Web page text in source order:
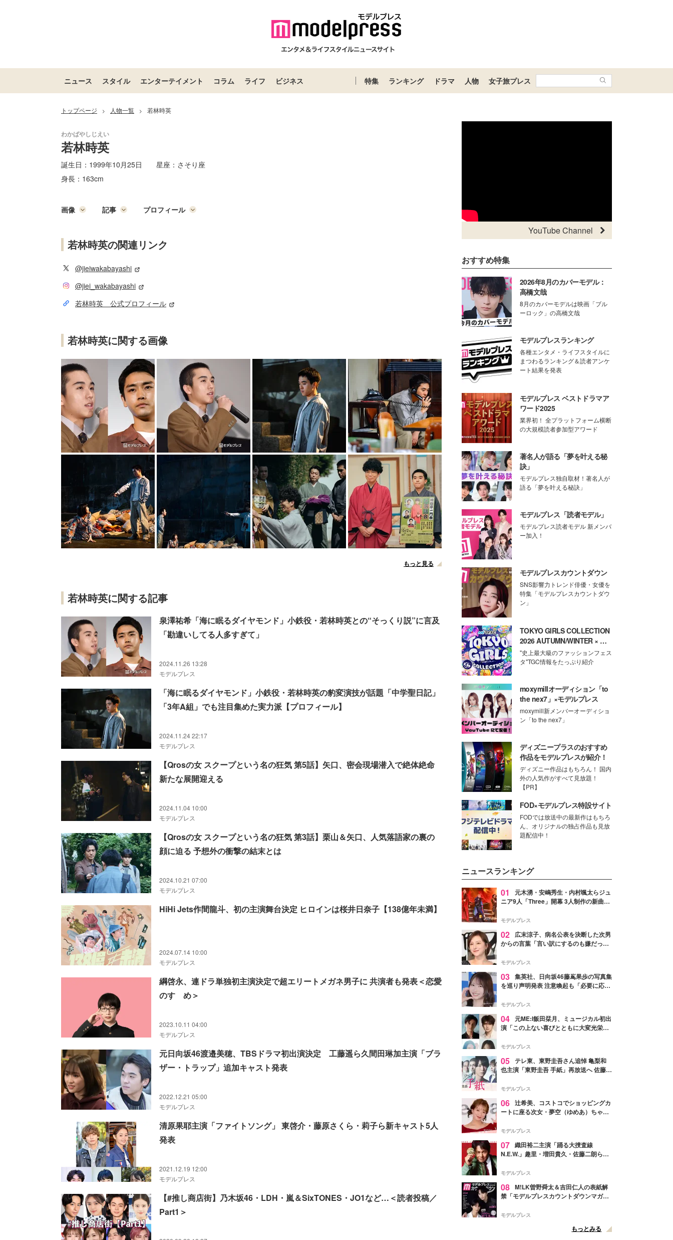
ニュース スタイル エンターテイメント コラム ライフ ビジネス 特集 ランキング ドラマ 人物 女子旅プレス
トップページ > 人物一覧 > 若林時英
若林時英
誕生日： 1999年10月25日 星座： さそり座
身長： 163cm
画像 記事 プロフィール
若林時英の関連リンク
@jieiwakabayashi
@jiei_wakabayashi
若林時英 公式プロフィール
若林時英に関する画像
もっと見る
若林時英に関する記事
泉澤祐希「海に眠るダイヤモンド」小鉄役・若林時英との“そっくり説”に言及
「勘違いしてる人多すぎて」
2024.11.26 13:28
モデルプレス
「海に眠るダイヤモンド」小鉄役・若林時英の豹変演技が話題「中学聖日記」
「3年A組」でも注目集めた実力派【プロフィール】
2024.11.24 22:17
モデルプレス
【Qrosの女 スクープという名の狂気 第5話】矢口、密会現場潜入で絶体絶命
新たな展開迎える
2024.11.04 10:00
モデルプレス
【Qrosの女 スクープという名の狂気 第3話】栗山＆矢口、人気落語家の裏の
顔に迫る 予想外の衝撃の結末とは
2024.10.21 07:00
モデルプレス
HiHi Jets作間龍斗、初の主演舞台決定 ヒロインは桜井日奈子【138億年未満】
2024.07.14 10:00
モデルプレス
綱啓永、連ドラ単独初主演決定で超エリートメガネ男子に 共演者も発表＜恋愛
のすゝめ＞
2023.10.11 04:00
モデルプレス
元日向坂46渡邉美穂、TBSドラマ初出演決定 工藤遥ら久間田琳加主演「ブラ
ザー・トラップ」追加キャスト発表
2022.12.21 05:00
モデルプレス
清原果耶主演「ファイトソング」 東啓介・藤原さくら・莉子ら新キャスト5人
発表
2021.12.19 12:00
モデルプレス
【#推し商店街】乃木坂46・LDH・嵐＆SixTONES・JO1など…＜読者投稿／
Part1＞
YouTube Channel
おすすめ特集
2026年8月のカバーモデル：
高橋文哉
8月のカバーモデルは映画「ブル
ーロック」の高橋文哉
モデルプレスランキング
各種エンタメ・ライフスタイルに
まつわるランキング＆読者アンケ
ート結果を発表
モデルプレス ベストドラマア
ワード2025
業界初！ 全プラットフォーム横断
の大規模読者参加型アワード
著名人が語る「夢を叶える秘
訣」
モデルプレス独自取材！著名人が
語る「夢を叶える秘訣」
モデルプレス「読者モデル」
モデルプレス読者モデル 新メンバ
ー加入！
モデルプレスカウントダウン
SNS影響力トレンド俳優・女優を
特集「モデルプレスカウントダウ
ン」
TOKYO GIRLS COLLECTION
2026 AUTUMN/WINTER × モ
デルプレス
"史上最大級のファッションフェス
タ"TGC情報をたっぷり紹介
moxymillオーディション「to
the nex7」×モデルプレス
moxymill新メンバーオーディショ
ン「to the nex7」
ディズニープラスのおすすめ
作品をモデルプレスが紹介！
ディズニー作品はもちろん！ 国内
外の人気作がすべて見放題！
【PR】
FOD×モデルプレス特設サイト
FODでは放送中の最新作はもちろ
ん、オリジナルの独占作品も見放
題配信中！
ニュースランキング
01
元木湧・安嶋秀生・内村颯太らジュ
ニア9人「Three」開幕 3人制作の新曲＆
進んで夢を掴みたい」【ゲネプロレポ】
モデルプレス
02
広末涼子、病名公表を決断した次男
からの言葉「言い訳にするのも嫌だっ
モデルプレス
03 集英社、日向坂46藤嶌果歩の写真集
を巡り声明発表 注意喚起も「必要に応じ
モデルプレス
04 元ME:I飯田栞月、ミュージカル初出
演「この上ない喜びとともに大変光栄」
ャスト発表
モデルプレス
05 テレ東、東野圭吾さん追悼 亀梨和
也主演「東野圭吾 手紙」再放送へ 佐藤隆
モデルプレス
06 辻希美、コストコでショッピングカ
ートに座る次女・夢空（ゆめあ）ちゃん
ぎ」「成長を感じる」の声
モデルプレス
07 織田裕二主演「踊る大捜査線
N.E.W.」趣里・増田貴久・佐藤二朗ら新
徴する“謎のキーワード”も
モデルプレス
08 M!LK曽野舜太＆吉田仁人の表紙解
禁「モデルプレスカウントダウンマガジ
モデルプレス
もっとみる